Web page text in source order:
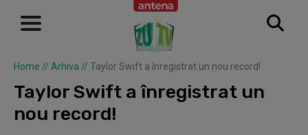
Home // Arhiva // Taylor Swift a înregistrat un nou record!
Taylor Swift a înregistrat un
nou record!